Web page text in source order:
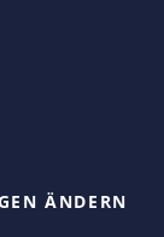
ÄNDERN